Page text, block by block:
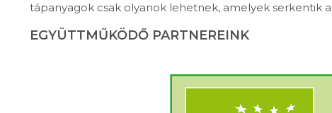
tápanyagok csak olyanok lehetnek, amelyek serkentik
EGYÜTTMŰKÖDŐ PARTNEREINK